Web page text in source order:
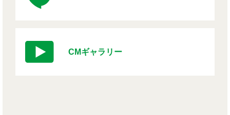
CMギャラリー